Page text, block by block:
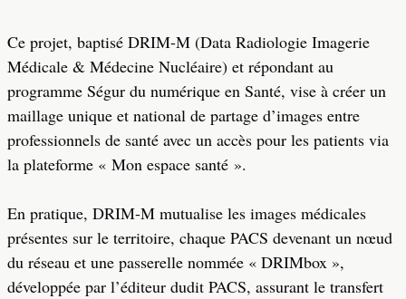
Ce projet, baptisé DRIM-M (Data Radiologie Imagerie
Médicale & Médecine Nucléaire) et répondant au
programme Ségur du numérique en Santé, vise à créer un
maillage unique et national de partage d’images entre
professionnels de santé avec un accès pour les patients via
la plateforme « Mon espace santé ».
En pratique, DRIM-M mutualise les images médicales
présentes sur le territoire, chaque PACS devenant un nœud
du réseau et une passerelle nommée « DRIMbox »,
développée par l’éditeur dudit PACS, assurant le transfert